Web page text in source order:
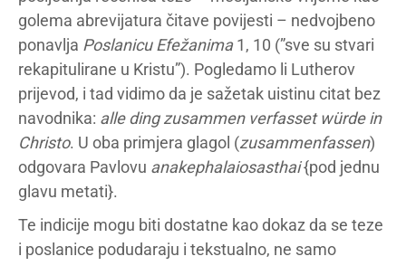
golema abrevijatura čitave povijesti – nedvojbeno
ponavlja Poslanicu Efežanima1, 10 (”sve su stvari
rekapitulirane u Kristu”). Pogledamo li Lutherov
prijevod, i tad vidimo da je sažetak uistinu citat bez
navodnika: alle ding zusammen verfasset würde in
Christo. U oba primjera glagol (zusammenfassen)
odgovara Pavlovu anakephalaiosasthai{pod jednu
glavu metati}.
Te indicije mogu biti dostatne kao dokaz da se teze
i poslanice podudaraju i tekstualno, ne samo